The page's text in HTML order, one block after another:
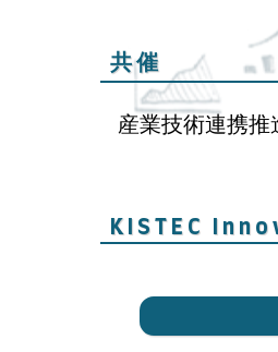
共催
産業技術連携
KISTEC